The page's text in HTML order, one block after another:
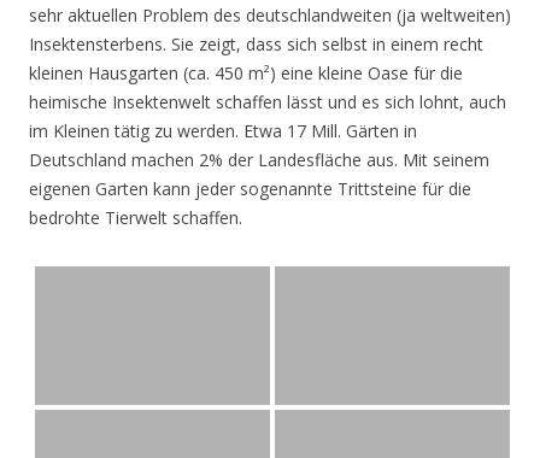
sehr aktuellen Problem des deutschlandweiten (ja weltweiten)
Insektensterbens. Sie zeigt, dass sich selbst in einem recht
kleinen Hausgarten (ca. 450 m²) eine kleine Oase für die
heimische Insektenwelt schaffen lässt und es sich lohnt, auch
im Kleinen tätig zu werden. Etwa 17 Mill. Gärten in
Deutschland machen 2% der Landesfläche aus. Mit seinem
eigenen Garten kann jeder sogenannte Trittsteine für die
bedrohte Tierwelt schaffen.